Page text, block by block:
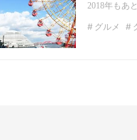
2018年もあ
グルメ